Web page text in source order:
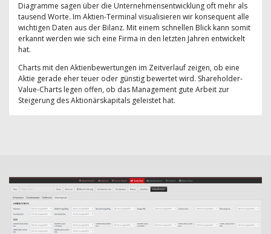
Diagramme sagen über die Unternehmensentwicklung oft mehr als
tausend Worte. Im Aktien-Terminal visualisieren wir konsequent alle
wichtigen Daten aus der Bilanz. Mit einem schnellen Blick kann somit
erkannt werden wie sich eine Firma in den letzten Jahren entwickelt
hat.
Charts mit den Aktienbewertungen im Zeitverlauf zeigen, ob eine
Aktie gerade eher teuer oder günstig bewertet wird. Shareholder-
Value-Charts legen offen, ob das Management gute Arbeit zur
Steigerung des Aktionärskapitals geleistet hat.